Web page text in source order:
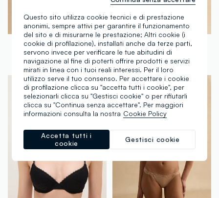
LES COPAINS
Reggiseno beige chiaro con ferretto e coppe imbottite
€ 26,95 -50%€ 13,47
LES COPAINS
€ 26,95 -50%€ 13,47
Questo sito utilizza cookie tecnici e di prestazione
anonimi, sempre attivi per garantire il funzionamento
del sito e di misurarne le prestazione; Altri cookie (i
cookie di profilazione), installati anche da terze parti,
servono invece per verificare le tue abitudini di
navigazione al fine di poterti offrire prodotti e servizi
mirati in linea con i tuoi reali interessi. Per il loro
utilizzo serve il tuo consenso. Per accettare i cookie
di profilazione clicca su "accetta tutti i cookie", per
selezionarli clicca su "Gestisci cookie" o per rifiutarli
clicca su "Continua senza accettare". Per maggiori
informazioni consulta la nostra Cookie Policy
Gestisci cookie
Accetta tutti i
cookie